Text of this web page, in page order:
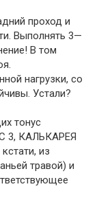
проход и
Выполнять 3—
В том
нагрузки, со
Устали?
тонус
3, КАЛЬКАРЕЯ
из
травой) и